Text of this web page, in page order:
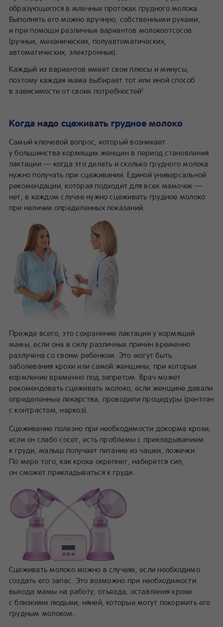
образующегося в млечных протоках грудного молока.
Выполнять его можно вручную, собственными руками,
и при помощи различных вариантов молокоотсосов
(ручных, механических, полуавтоматических,
автоматических, электронных).
Каждый из вариантов имеет свои плюсы и минусы,
поэтому каждая мама выбирает тот или иной способ
в зависимости от своих потребностей1
Когда надо сцеживать грудное молоко
Самый ключевой вопрос, который возникает
у большинства кормящих женщин в период становления
лактации — когда это делать и сколько грудного молока
нужно получать при сцеживании. Единой универсальной
рекомендации, которая подходит для всех мамочек —
нет, в каждом случае нужно сцеживать грудное молоко
при наличии определенных показаний.
Прежде всего, это сохранение лактации у кормящей
мамы, если она в силу различных причин временно
разлучена со своим ребенком. Это могут быть
заболевания крохи или самой женщины, при которых
кормление временно под запретом. Врач может
рекомендовать сцеживать молоко, если женщине давали
определенные лекарства, проводили процедуры (рентген
с контрастом, наркоз).
Сцеживание полезно при необходимости докорма крохи,
если он слабо сосет, есть проблемы с прикладыванием
к груди, малыш получает питание из чашки, ложечки.
По мере того, как кроха окрепнет, наберется сил,
он сможет прикладываться к груди.
Сцеживать молоко можно в случаях, если необходимо
создать его запас. Это возможно при необходимости
выхода мамы на работу, отъезда, оставления крохи
с близкими людьми, няней, которые могут покормить его
грудным молоком.